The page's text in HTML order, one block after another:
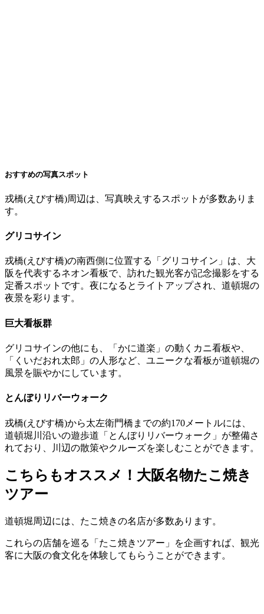
おすすめの写真スポット
戎橋(えびす橋)周辺は、写真映えするスポットが多数ありま
す。​
グリコサイン
戎橋(えびす橋)の南西側に位置する「グリコサイン」は、大
阪を代表するネオン看板で、訪れた観光客が記念撮影をする
定番スポットです。​夜になるとライトアップされ、道頓堀の
夜景を彩ります。​
巨大看板群
グリコサインの他にも、「かに道楽」の動くカニ看板や、
「くいだおれ太郎」の人形など、ユニークな看板が道頓堀の
風景を賑やかにしています。​
とんぼりリバーウォーク
戎橋(えびす橋)から太左衛門橋までの約170メートルには、
道頓堀川沿いの遊歩道「とんぼりリバーウォーク」が整備さ
れており、川辺の散策やクルーズを楽しむことができます。​
こちらもオススメ！大阪名物たこ焼き
ツアー
道頓堀周辺には、たこ焼きの名店が多数あります。​
これらの店舗を巡る「たこ焼きツアー」を企画すれば、観光
客に大阪の食文化を体験してもらうことができます。​